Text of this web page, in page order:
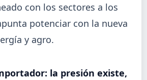
con los sectores a los
potenciar con la nueva
y agro.
la presión existe,